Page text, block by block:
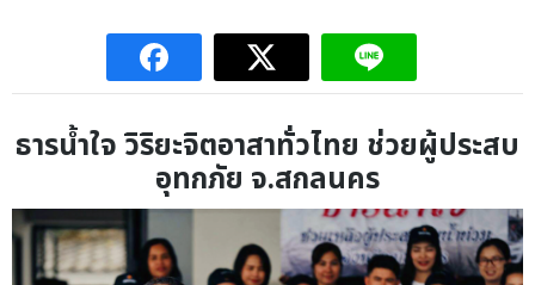
ธารน้ำใจ วิริยะจิตอาสาทั่วไทย ช่วยผู้ประสบ
อุทกภัย จ.สกลนคร